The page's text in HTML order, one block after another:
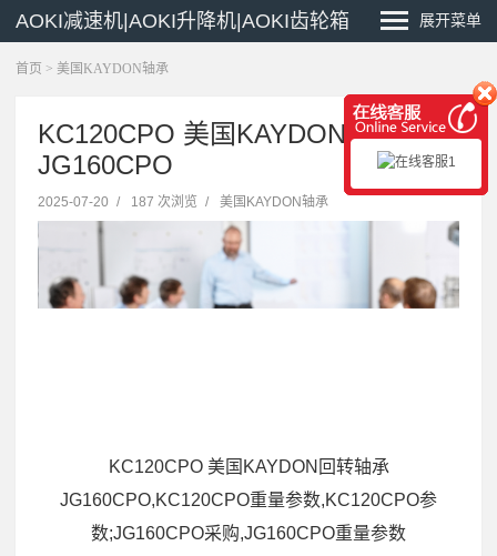
AOKI减速机|AOKI升降机|AOKI齿轮箱 展开菜单
首页 > 美国KAYDON轴承
KC120CPO 美国KAYDON回转轴承
JG160CPO
2025-07-20 / 187 次浏览 / 美国KAYDON轴承
KC120CPO 美国KAYDON回转轴承
JG160CPO,KC120CPO重量参数,KC120CPO参
数;JG160CPO采购,JG160CPO重量参数